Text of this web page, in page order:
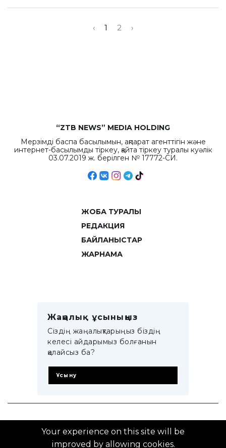
‹ 1 2 ›
“ZTB NEWS” MEDIA HOLDING
Мерзімді баспа басылымын, ақпарат агенттігін және
интернет-басылымды тіркеу, қайта тіркеу туралы куәлік
03.07.2019 ж. берілген № 17772-СИ.
ЖОБА ТУРАЛЫ
РЕДАКЦИЯ
БАЙЛАНЫСТАР
ЖАРНАМА
Жаңалық ұсыныңыз
Сіздің жаңалықтарыңыз біздің
келесі айдарымыз болғанын
қалайсыз ба?
Ұсыну
© 2014–2025 ZTB.KZ
Your experience on this site will be
improved by allowing cookies.